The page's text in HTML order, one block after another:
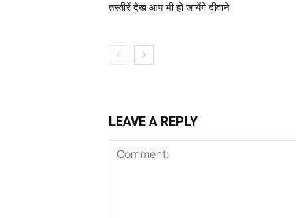
तस्वीरें देख आप भी हो जायेंगे दीवाने
LEAVE A REPLY